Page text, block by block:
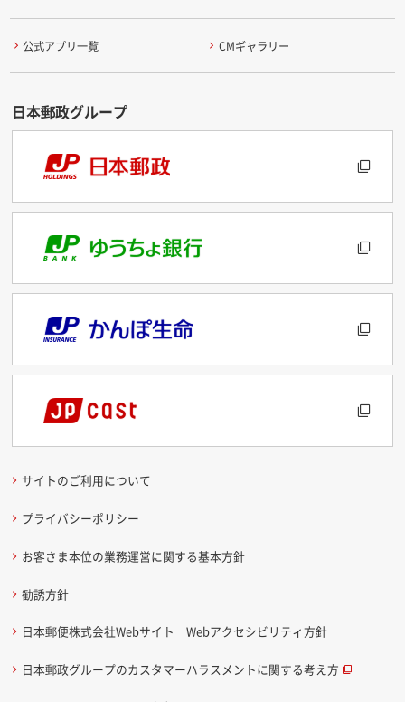
公式アプリ一覧 CMギャラリー
サイトのご利用について
プライバシーポリシー
お客さま本位の業務運営に関する基本方針
勧誘方針
日本郵便株式会社Webサイト Webアクセシビリティ方針
日本郵政グループのカスタマーハラスメントに関する考え方